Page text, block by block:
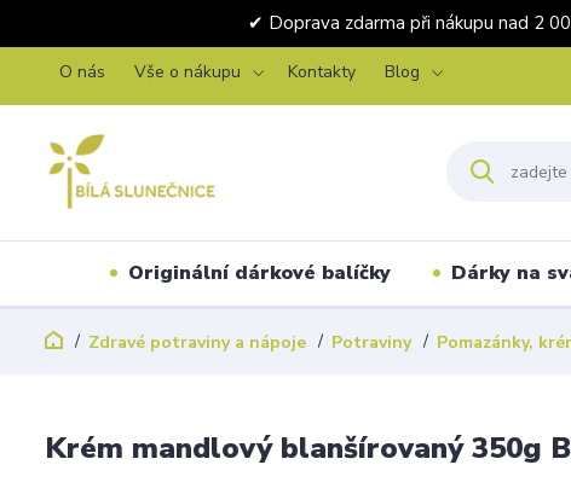
✔ Doprava zdarma při nákupu
O nás Vše o nákupu Kontakty Blog
Originální dárkové balíčky Dárky na
Zdravé potraviny a nápoje Potraviny Pomazánky,
Krém mandlový blanšírovaný 350g